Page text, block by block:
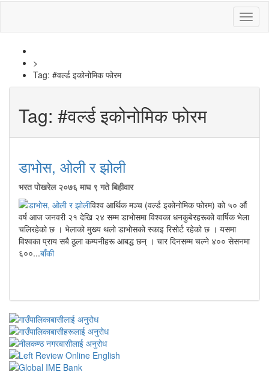
>
Tag: #वर्ल्ड इकोनोमिक फोरम
Tag: #वर्ल्ड इकोनोमिक फोरम
डाभोस, ओली र झोली
भरत पोखरेल २०७६ माघ ९ गते बिहीवार
विश्व आर्थिक मञ्च (वर्ल्ड इकोनोमिक फोरम) को ५० औं
वर्ष आज जनवरी २१ देखि २४ सम्म डाभोसमा विश्वका धनकुबेरहरूको वार्षिक भेला
चलिरहेको छ । भेलाको मुख्य थलो डाभोसको स्काइ रिसोर्ट रहेको छ । यसमा
विश्वका प्राय सबै ठूला कम्पनीहरू आबद्ध छन् । चार दिनसम्म चल्ने ४०० सेसनमा
६००...बाँकी